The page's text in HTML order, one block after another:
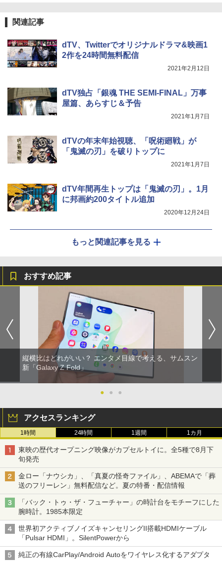
関連記事
dTV、Twitterでオリジナルドラマ&映画1
2作を24時間無料配信
2021年2月12日
dTV独占「銀魂 THE SEMI-FINAL」万事
屋篇、あらすじ＆予告
2021年1月7日
dTVの年末年始視聴、「呪術廻戦」が
「鬼滅の刃」を破りトップに
2021年1月7日
dTV年間再生トップは「鬼滅の刃」。1月
に邦画約200タイトル追加
2020年12月24日
もっと関連記事を見る
おすすめ記事
縦横比はどれがいい？ エンタメ目線で考える、サムスン
新「Galaxy Z Fold」
● ● ●
アクセスランキング
1時間 24時間 1週間 1カ月
東映の歴代オープニング映像がカプセルトイに。全5種で8月下
旬発売
金ロー「ナウシカ」、「真夏の怪奇ファイル」、ABEMAで「葬
送のフリーレン」無料配信など。夏の特番・配信情報
「バック・トゥ・ザ・フューチャー」の時計台をモチーフにした
腕時計。1985本限定
世界初アクティブノイズキャンセリングII搭載HDMIケーブル
「Pulsar HDMI」。SilentPowerから
純正の有線CarPlay/Android Autoをワイヤレス化するアダプタ